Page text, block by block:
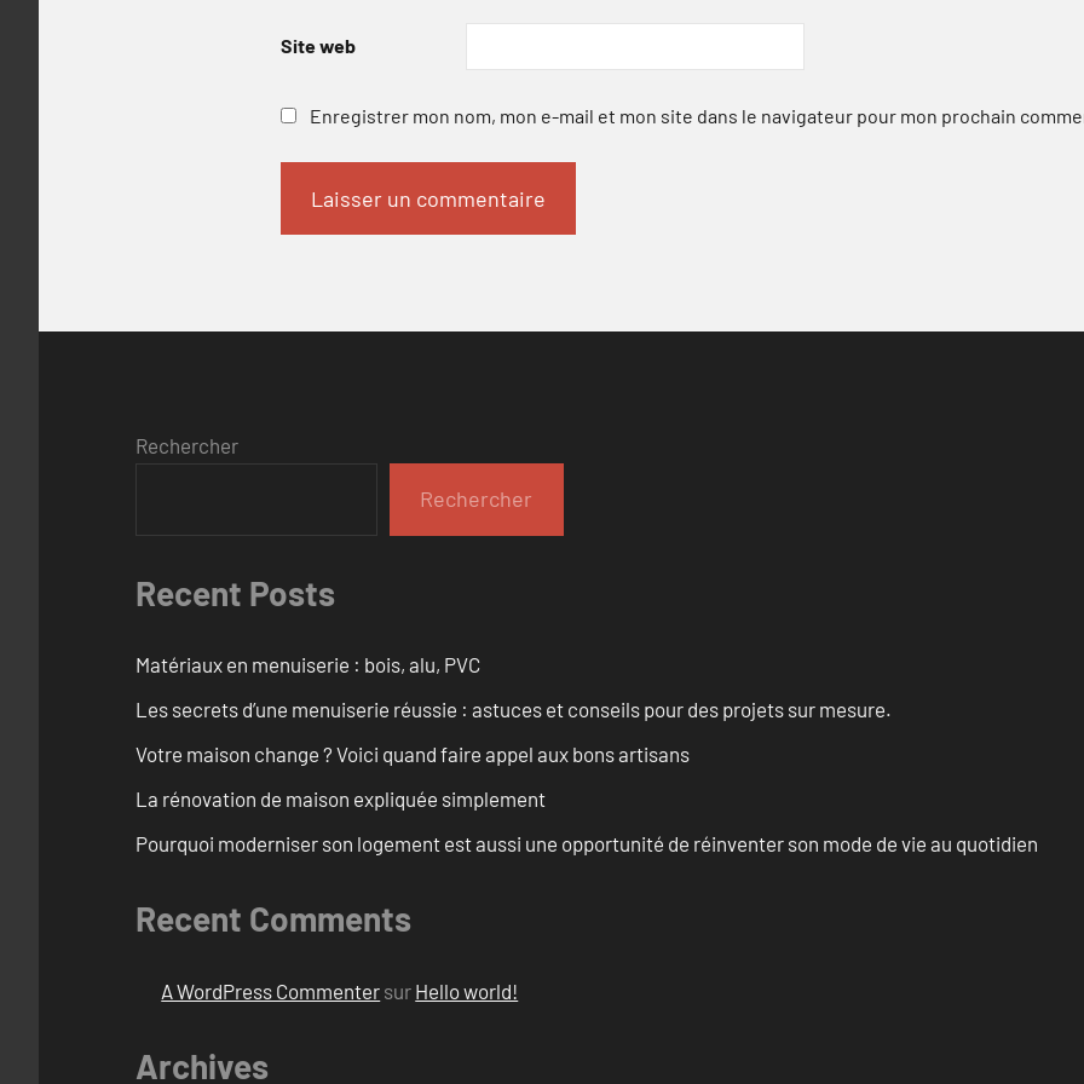
Site web
Enregistrer mon nom, mon e-mail et mon site dans le navigateur pour mon prochain
Rechercher
Rechercher
Recent Posts
Matériaux en menuiserie : bois, alu, PVC
Les secrets d’une menuiserie réussie : astuces et conseils pour des projets sur mesure.
Votre maison change ? Voici quand faire appel aux bons artisans
La rénovation de maison expliquée simplement
Pourquoi moderniser son logement est aussi une opportunité de réinventer son mode de vie au quotidien
Recent Comments
A WordPress Commenter sur Hello world!
Archives